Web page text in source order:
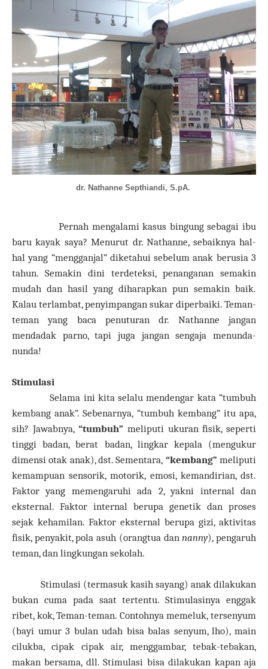
dr. Nathanne Septhiandi, S.pA.
Pernah mengalami kasus bingung sebagai ibu
baru kayak saya? Menurut dr. Nathanne, sebaiknya hal-
hal yang “mengganjal” diketahui sebelum anak berusia 3
tahun. Semakin dini terdeteksi, penanganan semakin
mudah dan hasil yang diharapkan pun semakin baik.
Kalau terlambat, penyimpangan sukar diperbaiki. Teman-
teman yang baca penuturan dr. Nathanne jangan
mendadak parno, tapi juga jangan sengaja menunda-
nunda!
Stimulasi
Selama ini kita selalu mendengar kata “tumbuh
kembang anak”. Sebenarnya, “tumbuh kembang” itu apa,
sih? Jawabnya,“tumbuh” meliputi ukuran fisik, seperti
tinggi badan, berat badan, lingkar kepala (mengukur
dimensi otak anak), dst. Sementara, “kembang” meliputi
kemampuan sensorik, motorik, emosi, kemandirian, dst.
Faktor yang memengaruhi ada 2, yakni internal dan
eksternal. Faktor internal berupa genetik dan proses
sejak kehamilan. Faktor eksternal berupa gizi, aktivitas
fisik, penyakit, pola asuh (orangtua dannanny), pengaruh
teman, dan lingkungan sekolah.
Stimulasi (termasuk kasih sayang) anak dilakukan
bukan cuma pada saat tertentu. Stimulasinya enggak
ribet, kok, Teman-teman. Contohnya memeluk, tersenyum
(bayi umur 3 bulan udah bisa balas senyum, lho), main
cilukba, cipak cipak air, menggambar, tebak-tebakan,
makan bersama, dll. Stimulasi bisa dilakukan kapan aja